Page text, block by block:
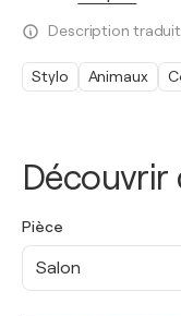
Découvrir
Pièce
Salon
Description
Stylo Animaux